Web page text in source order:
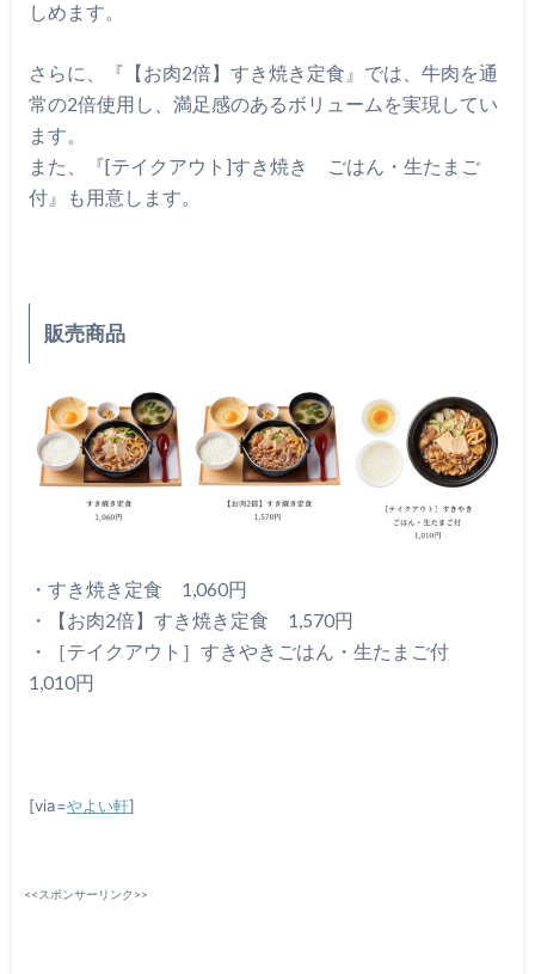
しめます。
さらに、『【お肉2倍】すき焼き定食』では、牛肉を通
常の2倍使用し、満足感のあるボリュームを実現してい
ます。
また、『[テイクアウト]すき焼き ごはん・生たまご
付』も用意します。
販売商品
・すき焼き定食 1,060円
・【お肉2倍】すき焼き定食 1,570円
・［テイクアウト］すきやきごはん・生たまご付
1,010円
[via=やよい軒]
<<スポンサーリンク>>